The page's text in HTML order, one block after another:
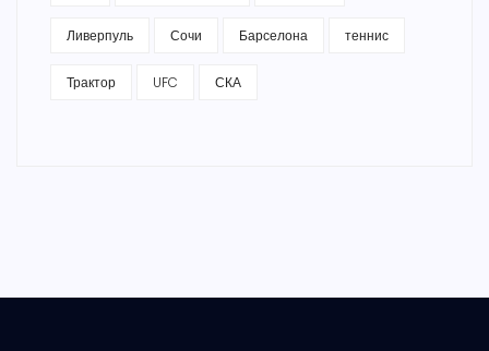
Ливерпуль Сочи Барселона теннис
Трактор UFC СКА